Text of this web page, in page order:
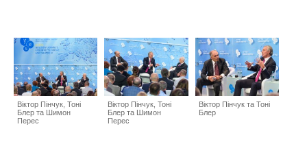
Віктор Пінчук, Тоні
Блер та Шимон
Перес
Віктор Пінчук, Тоні
Блер та Шимон
Перес
Віктор Пінчук та Тоні
Блер